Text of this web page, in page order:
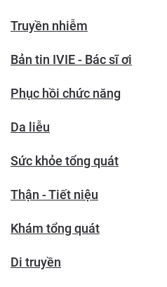
Truyền nhiễm
Bản tin IVIE - Bác sĩ ơi
Phục hồi chức năng
Da liễu
Sức khỏe tổng quát
Thận - Tiết niệu
Khám tổng quát
Di truyền